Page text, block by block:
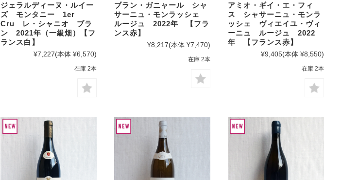
ジェラルディーヌ・ルイー
ズ モンタニー 1er
Cru レ・シャニオ ブラ
ン 2021年（一級畑）【フ
ランス白】
¥7,227(本体 ¥6,570)
在庫 2本
ブラン・ガニャール シャ
サーニュ・モンラッシェ
ルージュ 2022年 【フラ
ンス赤】
¥8,217(本体 ¥7,470)
在庫 2本
アミオ・ギイ・エ・フィ
ス シャサーニュ・モンラ
ッシェ ヴィエイユ・ヴィ
ーニュ ルージュ 2022
年 【フランス赤】
¥9,405(本体 ¥8,550)
在庫 2本